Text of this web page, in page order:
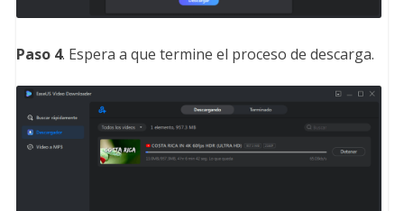
Paso 4. Espera a que termine el proceso de descarga.